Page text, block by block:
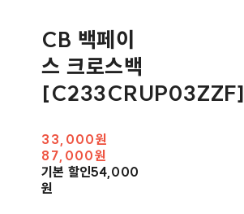
CB 백페이
스 크로스백
[C233CRUP03ZZF]
33,000원
87,000원
기본 할인54,000
원